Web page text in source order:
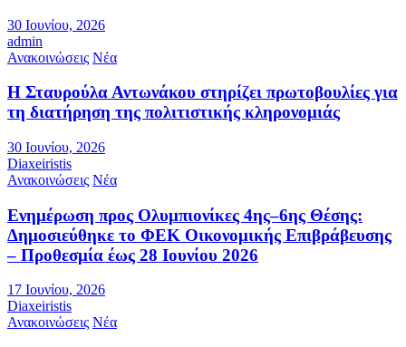
30 Ιουνίου, 2026
admin
Ανακοινώσεις Νέα
Η Σταυρούλα Αντωνάκου στηρίζει πρωτοβουλίες για
τη διατήρηση της πολιτιστικής κληρονομιάς
30 Ιουνίου, 2026
Diaxeiristis
Ανακοινώσεις Νέα
Ενημέρωση προς Ολυμπιονίκες 4ης–6ης Θέσης:
Δημοσιεύθηκε το ΦΕΚ Οικονομικής Επιβράβευσης
– Προθεσμία έως 28 Ιουνίου 2026
17 Ιουνίου, 2026
Diaxeiristis
Ανακοινώσεις Νέα